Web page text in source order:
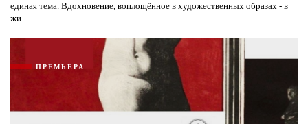
единая тема. Вдохновение, воплощённое в художественных образах - в
жи...
ПРЕМЬЕРА